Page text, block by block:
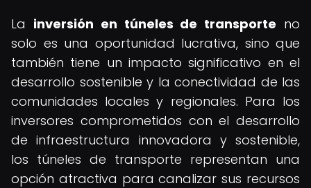
La inversión en túneles de transporte no
solo es una oportunidad lucrativa, sino que
también tiene un impacto significativo en el
desarrollo sostenible y la conectividad de las
comunidades locales y regionales. Para los
inversores comprometidos con el desarrollo
de infraestructura innovadora y sostenible,
los túneles de transporte representan una
opción atractiva para canalizar sus recursos